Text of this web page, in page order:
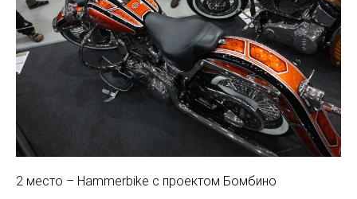
2 место – Hammerbike с проектом Бомбино